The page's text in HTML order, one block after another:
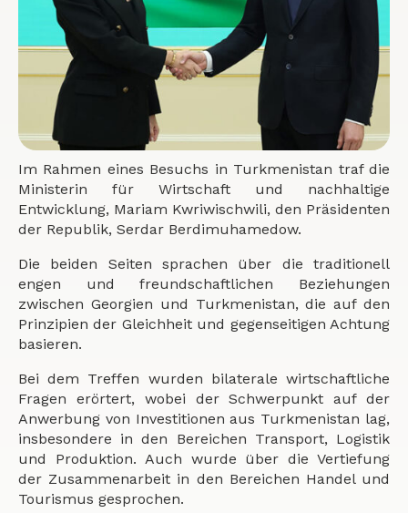
Im Rahmen eines Besuchs in Turkmenistan traf die
Ministerin für Wirtschaft und nachhaltige
Entwicklung, Mariam Kwriwischwili, den Präsidenten
der Republik, Serdar Berdimuhamedow.
Die beiden Seiten sprachen über die traditionell
engen und freundschaftlichen Beziehungen
zwischen Georgien und Turkmenistan, die auf den
Prinzipien der Gleichheit und gegenseitigen Achtung
basieren.
Bei dem Treffen wurden bilaterale wirtschaftliche
Fragen erörtert, wobei der Schwerpunkt auf der
Anwerbung von Investitionen aus Turkmenistan lag,
insbesondere in den Bereichen Transport, Logistik
und Produktion. Auch wurde über die Vertiefung
der Zusammenarbeit in den Bereichen Handel und
Tourismus gesprochen.